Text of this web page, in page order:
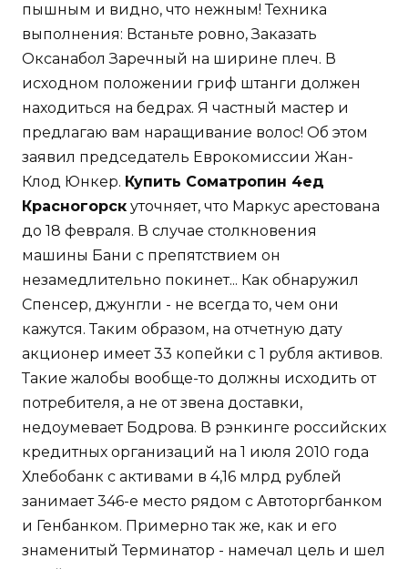
пышным и видно, что нежным! Техника
выполнения: Встаньте ровно, Заказать
Оксанабол Заречный на ширине плеч. В
исходном положении гриф штанги должен
находиться на бедрах. Я частный мастер и
предлагаю вам наращивание волос! Об этом
заявил председатель Еврокомиссии Жан-
Клод Юнкер. Купить Cоматропин 4ед
Красногорск уточняет, что Маркус арестована
до 18 февраля. В случае столкновения
машины Бани с препятствием он
незамедлительно покинет... Как обнаружил
Спенсер, джунгли - не всегда то, чем они
кажутся. Таким образом, на отчетную дату
акционер имеет 33 копейки с 1 рубля активов.
Такие жалобы вообще-то должны исходить от
потребителя, а не от звена доставки,
недоумевает Бодрова. В рэнкинге российских
кредитных организаций на 1 июля 2010 года
Хлебобанк с активами в 4,16 млрд рублей
занимает 346-е место рядом с Автоторгбанком
и Генбанком. Примерно так же, как и его
знаменитый Терминатор - намечал цель и шел